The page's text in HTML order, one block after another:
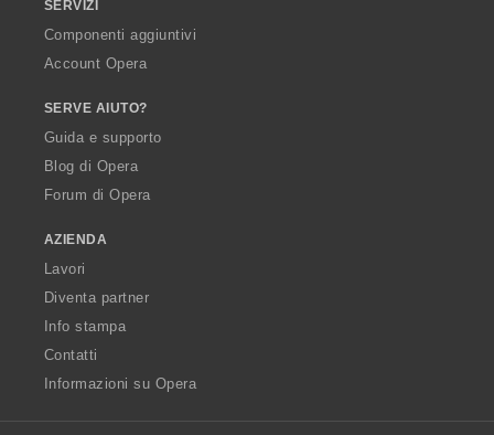
SERVIZI
Componenti aggiuntivi
Account Opera
SERVE AIUTO?
Guida e supporto
Blog di Opera
Forum di Opera
AZIENDA
Lavori
Diventa partner
Info stampa
Contatti
Informazioni su Opera